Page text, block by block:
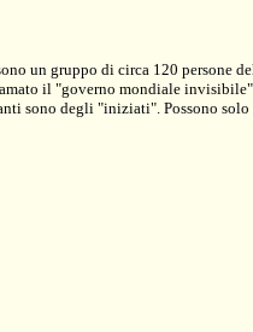
un gruppo di circa 120 persone
il "governo mondiale
sono degli "iniziati". Possono solo